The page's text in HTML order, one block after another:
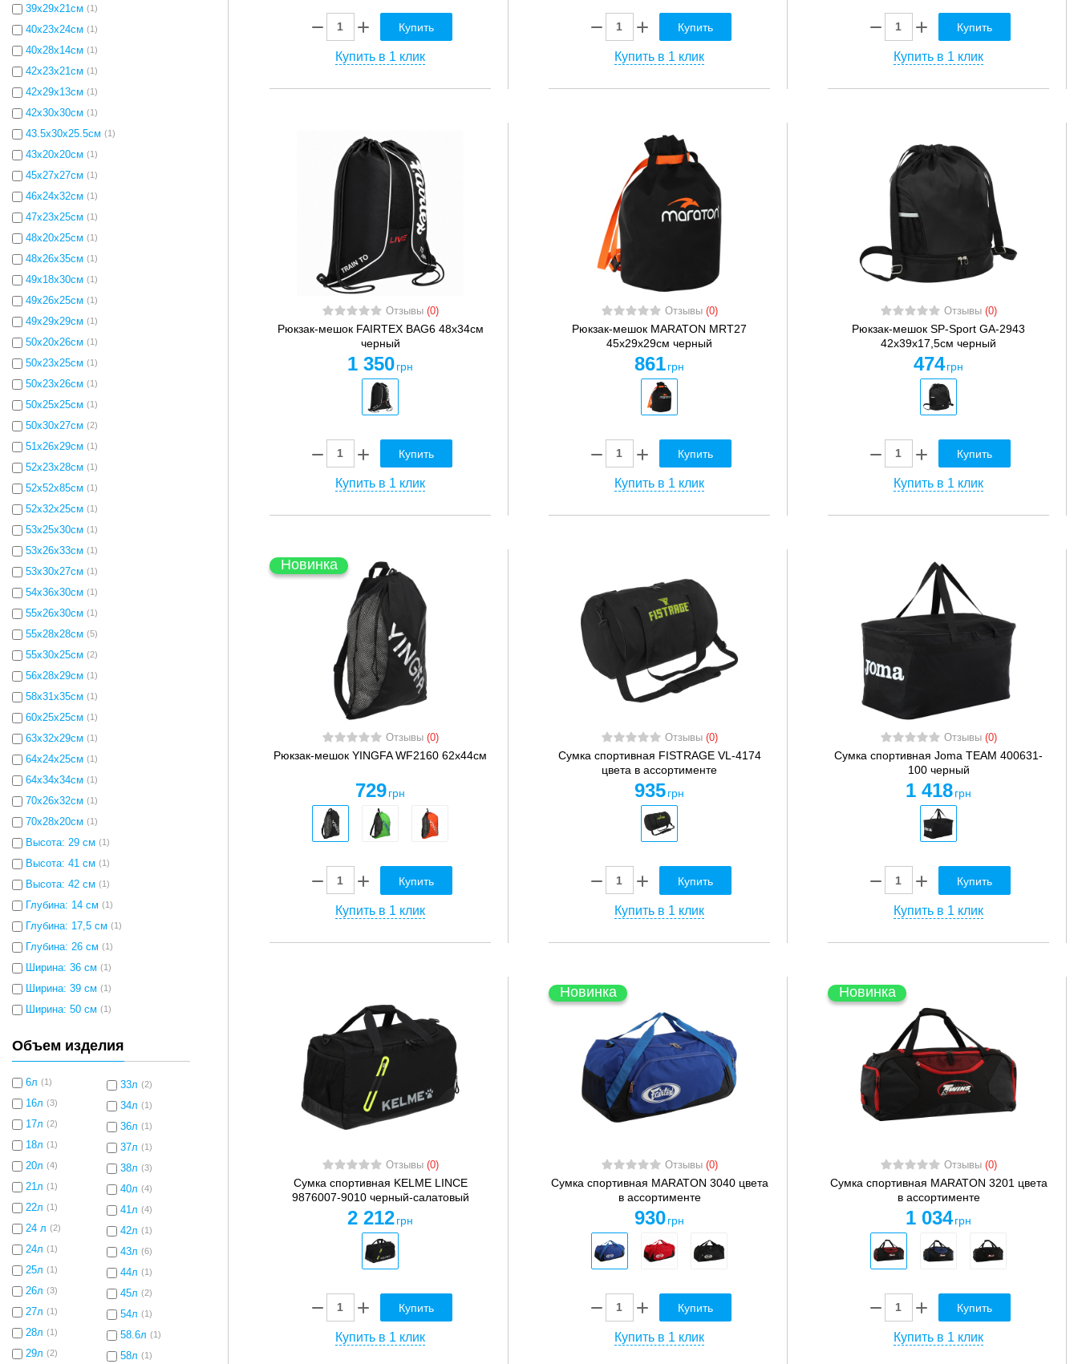
39x29x21см (1)
40x23x24см (1)
40х28х14см (1)
42x23x21см (1)
42x29x13см (1)
42x30x30см (1)
43.5x30x25.5см (1)
43x20x20см (1)
45x27x27см (1)
46x24x32см (1)
47x23x25см (1)
48x20x25см (1)
48x26x35см (1)
49x18x30см (1)
49x26x25см (1)
49x29x29см (1)
50x20x26см (1)
50x23x25см (1)
50x23x26см (1)
50x25x25см (1)
50x30x27см (2)
51x26x29см (1)
52x23x28см (1)
52x52x85см (1)
52х32х25см (1)
53x25x30см (1)
53x26x33см (1)
53x30x27см (1)
54x36x30см (1)
55x26x30см (1)
55x28x28см (5)
55x30x25см (2)
56x28x29см (1)
58x31x35см (1)
60x25x25см (1)
63x32x29см (1)
64x24x25см (1)
64x34x34см (1)
70х26х32см (1)
70х28х20см (1)
Высота: 29 см (1)
Высота: 41 см (1)
Высота: 42 см (1)
Глубина: 14 см (1)
Глубина: 17,5 см (1)
Глубина: 26 см (1)
Ширина: 36 см (1)
Ширина: 39 см (1)
Ширина: 50 см (1)
Объем изделия
6л (1)
16л (3)
17л (2)
18л (1)
20л (4)
21л (1)
22л (1)
24 л (2)
24л (1)
25л (1)
26л (3)
27л (1)
28л (1)
29л (2)
33л (2)
34л (1)
36л (1)
37л (1)
38л (3)
40л (4)
41л (4)
42л (1)
43л (6)
44л (1)
45л (2)
54л (1)
58.6л (1)
58л (1)
Купить
Купить в 1 клик
Купить
Купить в 1 клик
Купить
Купить в 1 клик
Отзывы (0)
Рюкзак-мешок FAIRTEX BAG6 48x34см
черный
1 350 грн
Купить
Купить в 1 клик
Отзывы (0)
Рюкзак-мешок MARATON MRT27
45х29х29см черный
861 грн
Купить
Купить в 1 клик
Отзывы (0)
Рюкзак-мешок SP-Sport GA-2943
42x39х17,5см черный
474 грн
Купить
Купить в 1 клик
Новинка
Отзывы (0)
Рюкзак-мешок YINGFA WF2160 62х44см
729 грн
Купить
Купить в 1 клик
Отзывы (0)
Сумка спортивная FISTRAGE VL-4174
цвета в ассортименте
935 грн
Купить
Купить в 1 клик
Отзывы (0)
Сумка спортивная Joma TEAM 400631-
100 черный
1 418 грн
Купить
Купить в 1 клик
Отзывы (0)
Сумка спортивная KELME LINCE
9876007-9010 черный-салатовый
2 212 грн
Купить
Купить в 1 клик
Новинка
Отзывы (0)
Сумка спортивная MARATON 3040 цвета
в ассортименте
930 грн
Купить
Купить в 1 клик
Новинка
Отзывы (0)
Сумка спортивная MARATON 3201 цвета
в ассортименте
1 034 грн
Купить
Купить в 1 клик